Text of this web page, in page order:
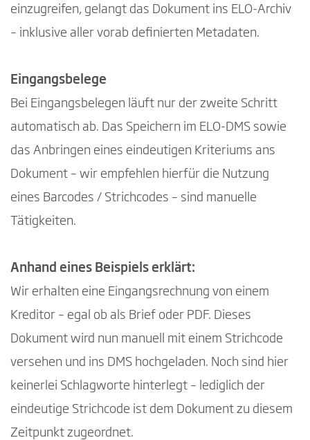
einzugreifen, gelangt das Dokument ins ELO-Archiv
– inklusive aller vorab definierten Metadaten.
Eingangsbelege
Bei Eingangsbelegen läuft nur der zweite Schritt
automatisch ab. Das Speichern im ELO-DMS sowie
das Anbringen eines eindeutigen Kriteriums ans
Dokument – wir empfehlen hierfür die Nutzung
eines Barcodes / Strichcodes – sind manuelle
Tätigkeiten.
Anhand eines Beispiels erklärt:
Wir erhalten eine Eingangsrechnung von einem
Kreditor – egal ob als Brief oder PDF. Dieses
Dokument wird nun manuell mit einem Strichcode
versehen und ins DMS hochgeladen. Noch sind hier
keinerlei Schlagworte hinterlegt – lediglich der
eindeutige Strichcode ist dem Dokument zu diesem
Zeitpunkt zugeordnet.